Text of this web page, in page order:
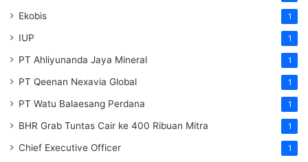
Ekobis 1
IUP 1
PT Ahliyunanda Jaya Mineral 1
PT Qeenan Nexavia Global 1
PT Watu Balaesang Perdana 1
BHR Grab Tuntas Cair ke 400 Ribuan Mitra 1
Chief Executive Officer 1